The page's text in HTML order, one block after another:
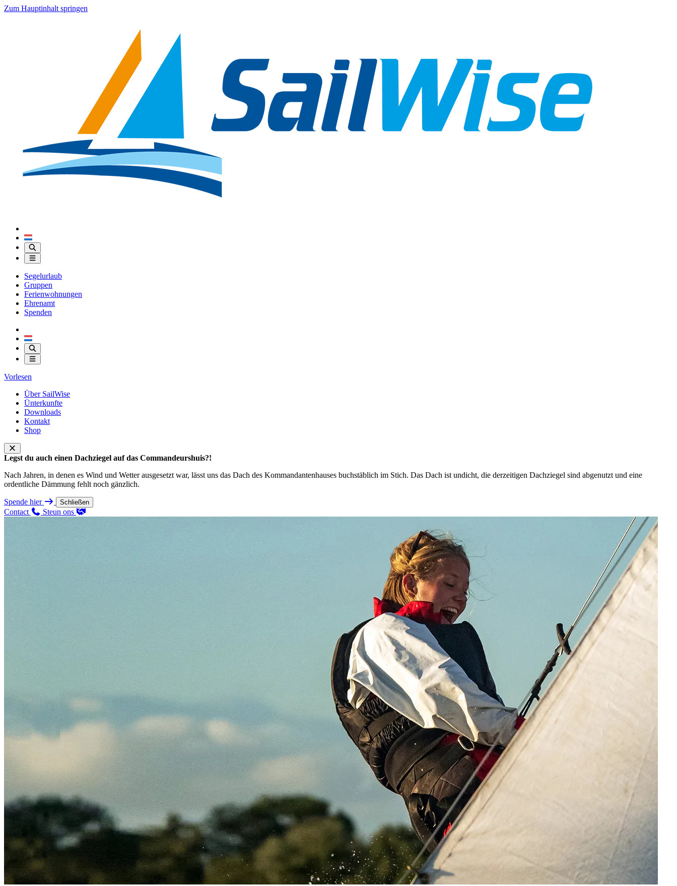
Zum Hauptinhalt springen
Segelurlaub
Gruppen
Ferienwohnungen
Ehrenamt
Spenden
Vorlesen
Über SailWise
Ünterkunfte
Downloads
Kontakt
Shop
Legst du auch einen Dachziegel auf das Commandeurshuis?!
Nach Jahren, in denen es Wind und Wetter ausgesetzt war, lässt uns das Dach des Kommandantenhauses buchstäblich im Stich. Das Dach ist undicht, die derzeitigen Dachziegel sind abgenutzt und eine
ordentliche Dämmung fehlt noch gänzlich.
Spende hier Schließen
Contact Steun ons